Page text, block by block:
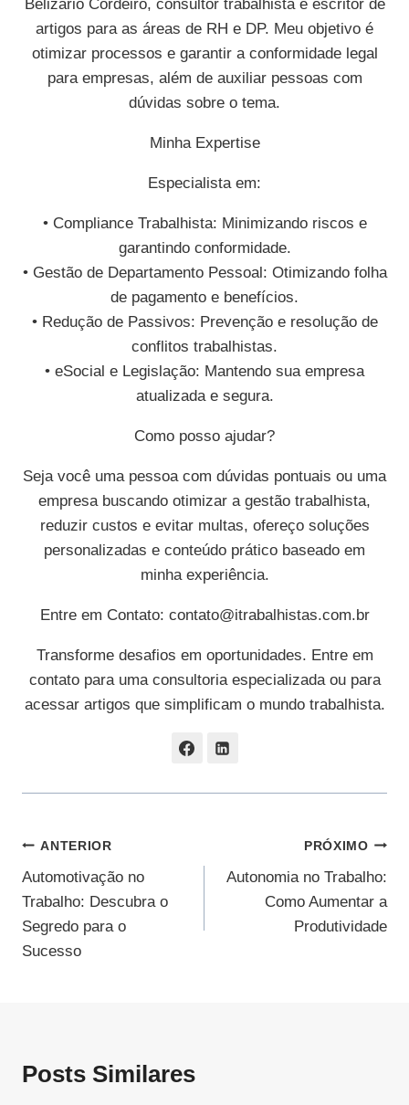
Belizario Cordeiro, consultor trabalhista e escritor de
artigos para as áreas de RH e DP. Meu objetivo é
otimizar processos e garantir a conformidade legal
para empresas, além de auxiliar pessoas com
dúvidas sobre o tema.
Minha Expertise
Especialista em:
• Compliance Trabalhista: Minimizando riscos e
garantindo conformidade.
• Gestão de Departamento Pessoal: Otimizando folha
de pagamento e benefícios.
• Redução de Passivos: Prevenção e resolução de
conflitos trabalhistas.
• eSocial e Legislação: Mantendo sua empresa
atualizada e segura.
Como posso ajudar?
Seja você uma pessoa com dúvidas pontuais ou uma
empresa buscando otimizar a gestão trabalhista,
reduzir custos e evitar multas, ofereço soluções
personalizadas e conteúdo prático baseado em
minha experiência.
Entre em Contato: contato@itrabalhistas.com.br
Transforme desafios em oportunidades. Entre em
contato para uma consultoria especializada ou para
acessar artigos que simplificam o mundo trabalhista.
Navegação
De
Post
ANTERIOR
Automotivação no
Trabalho: Descubra o
Segredo para o
Sucesso
PRÓXIMO
Autonomia no Trabalho:
Como Aumentar a
Produtividade
Posts Similares